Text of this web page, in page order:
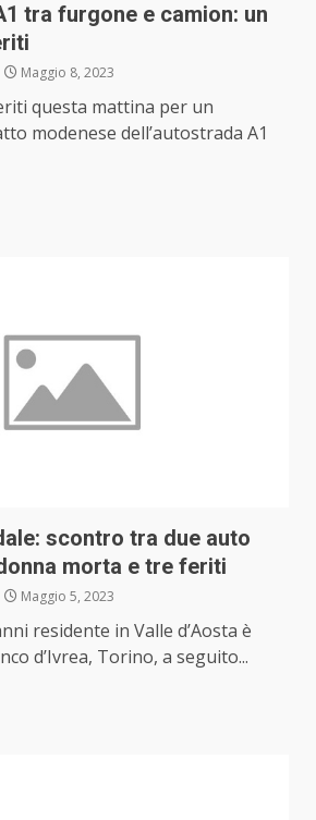
tra furgone e camion: un
Maggio 8, 2023
questa mattina per un
modenese dell’autostrada A1
scontro tra due auto
morta e tre feriti
Maggio 5, 2023
residente in Valle d’Aosta è
d’Ivrea, Torino, a seguito...